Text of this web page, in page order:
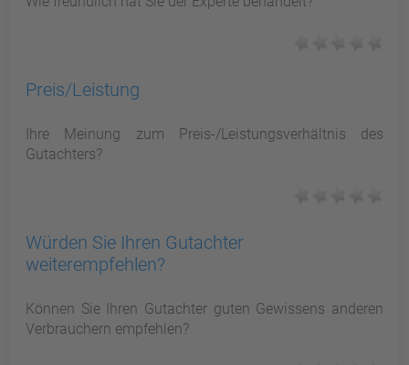
Preis/Leistung
Ihre Meinung zum Preis-/Leistungsverhältnis des
Gutachters?
Würden Sie Ihren Gutachter
weiterempfehlen?
Können Sie Ihren Gutachter guten Gewissens anderen
Verbrauchern empfehlen?